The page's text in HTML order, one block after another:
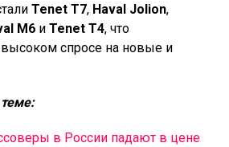
Tenet T7, Haval Jolion,
M6и Tenet T4, что
высоком спросе на новые и
в России падают в цене